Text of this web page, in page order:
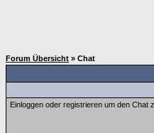
Forum Übersicht » Chat
Einloggen oder registrieren um den Chat